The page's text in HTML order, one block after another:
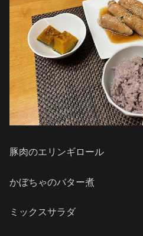
豚肉のエリンギロール
かぼちゃのバター煮
ミックスサラダ